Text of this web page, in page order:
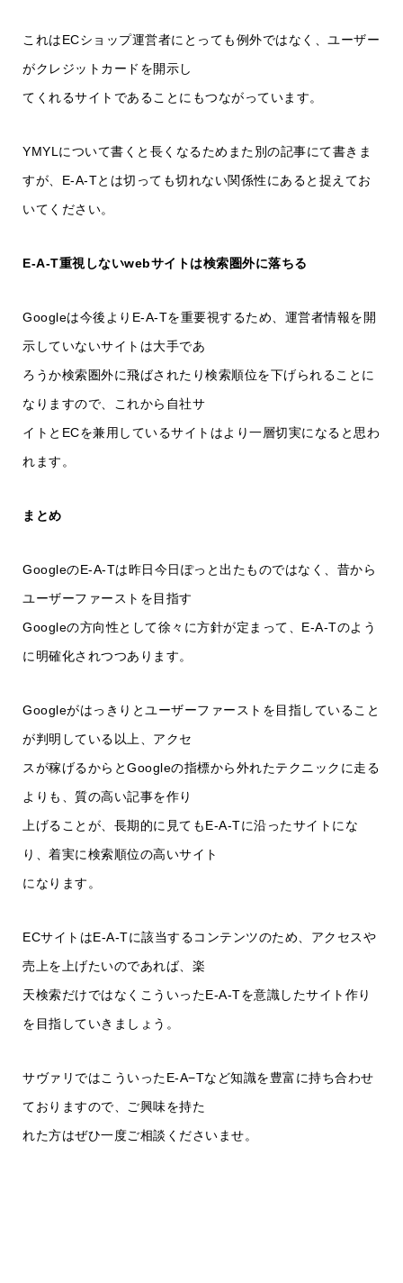
これはECショップ運営者にとっても例外ではなく、ユーザー
がクレジットカードを開示し
てくれるサイトであることにもつながっています。
YMYLについて書くと長くなるためまた別の記事にて書きま
すが、E-A-Tとは切っても切れない関係性にあると捉えてお
いてください。
E-A-T重視しないwebサイトは検索圏外に落ちる
Googleは今後よりE-A-Tを重要視するため、運営者情報を開
示していないサイトは大手であ
ろうか検索圏外に飛ばされたり検索順位を下げられることに
なりますので、これから自社サ
イトとECを兼用しているサイトはより一層切実になると思わ
れます。
まとめ
GoogleのE-A-Tは昨日今日ぽっと出たものではなく、昔から
ユーザーファーストを目指す
Googleの方向性として徐々に方針が定まって、E-A-Tのよう
に明確化されつつあります。
Googleがはっきりとユーザーファーストを目指していること
が判明している以上、アクセ
スが稼げるからとGoogleの指標から外れたテクニックに走る
よりも、質の高い記事を作り
上げることが、長期的に見てもE-A-Tに沿ったサイトにな
り、着実に検索順位の高いサイト
になります。
ECサイトはE-A-Tに該当するコンテンツのため、アクセスや
売上を上げたいのであれば、楽
天検索だけではなくこういったE-A-Tを意識したサイト作り
を目指していきましょう。
サヴァリではこういったE-A−Tなど知識を豊富に持ち合わせ
ておりますので、ご興味を持た
れた方はぜひ一度ご相談くださいませ。